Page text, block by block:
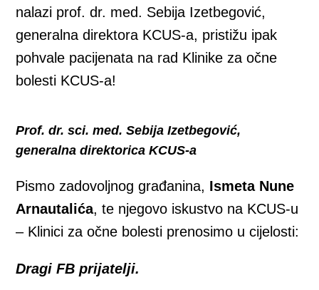
nalazi prof. dr. med. Sebija Izetbegović,
generalna direktora KCUS-a, pristižu ipak
pohvale pacijenata na rad Klinike za očne
bolesti KCUS-a!
Prof. dr. sci. med. Sebija Izetbegović,
generalna direktorica KCUS-a
Pismo zadovoljnog građanina, Ismeta Nune
Arnautalića, te njegovo iskustvo na KCUS-u
– Klinici za očne bolesti prenosimo u cijelosti:
Dragi FB prijatelji.